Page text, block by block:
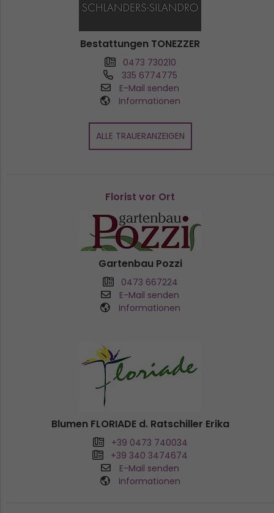
Bestattungen TONEZZER
0473 730210
335 6774775
E-Mail senden
Informationen
ALLE TRAUERANZEIGEN
Florist vor Ort
Gartenbau Pozzi
0473 667224
E-Mail senden
Informationen
Blumen FLORIADE d. Ratschiller Erika
+39 0473 740034
+39 340 3474674
E-Mail senden
Informationen